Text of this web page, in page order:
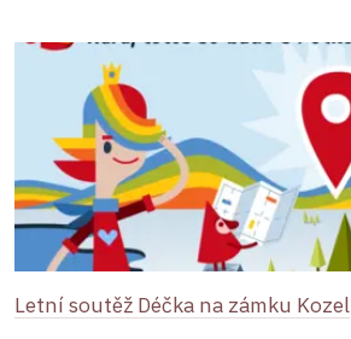
Letní soutěž Déčka na zámku Kozel